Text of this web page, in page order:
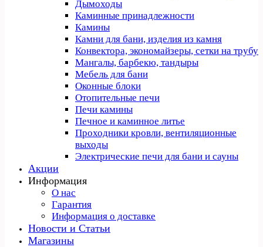
Дымоходы
Каминные принадлежности
Камины
Камни для бани, изделия из камня
Конвектора, экономайзеры, сетки на трубу
Мангалы, барбекю, тандыры
Мебель для бани
Оконные блоки
Отопительные печи
Печи камины
Печное и каминное литье
Проходники кровли, вeнтиляционные
выходы
Электрические печи для бани и сауны
Акции
Информация
О нас
Гарантия
Информация о доставке
Новости и Статьи
Магазины